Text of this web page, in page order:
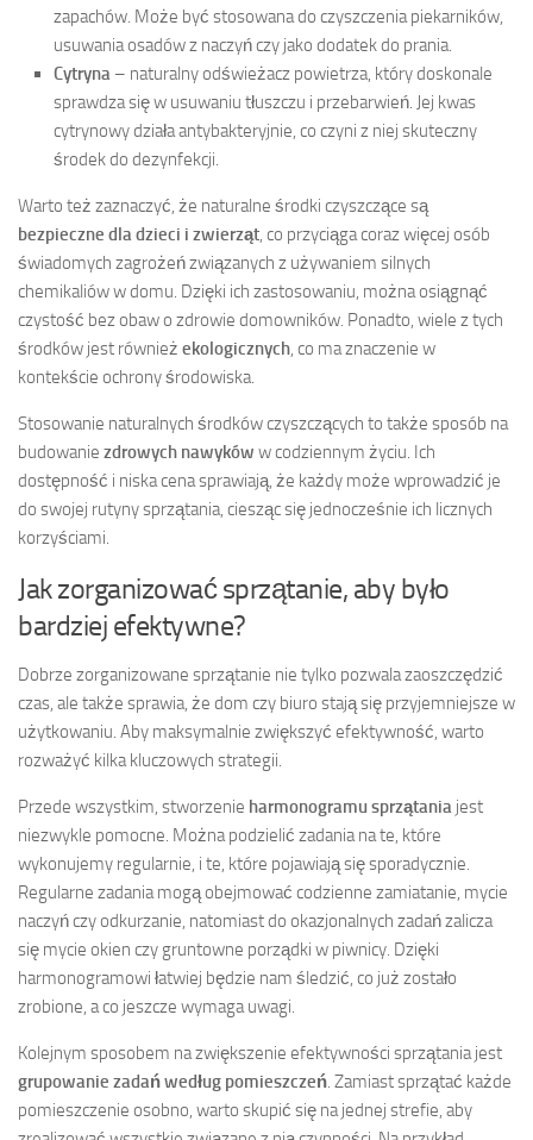
zapachów. Może być stosowana do czyszczenia piekarników,
usuwania osadów z naczyń czy jako dodatek do prania.
Cytryna – naturalny odświeżacz powietrza, który doskonale
sprawdza się w usuwaniu tłuszczu i przebarwień. Jej kwas
cytrynowy działa antybakteryjnie, co czyni z niej skuteczny
środek do dezynfekcji.
Warto też zaznaczyć, że naturalne środki czyszczące są
bezpieczne dla dzieci i zwierząt, co przyciąga coraz więcej osób
świadomych zagrożeń związanych z używaniem silnych
chemikaliów w domu. Dzięki ich zastosowaniu, można osiągnąć
czystość bez obaw o zdrowie domowników. Ponadto, wiele z tych
środków jest również ekologicznych, co ma znaczenie w
kontekście ochrony środowiska.
Stosowanie naturalnych środków czyszczących to także sposób na
budowanie zdrowych nawyków w codziennym życiu. Ich
dostępność i niska cena sprawiają, że każdy może wprowadzić je
do swojej rutyny sprzątania, ciesząc się jednocześnie ich licznych
korzyściami.
Jak zorganizować sprzątanie, aby było
bardziej efektywne?
Dobrze zorganizowane sprzątanie nie tylko pozwala zaoszczędzić
czas, ale także sprawia, że dom czy biuro stają się przyjemniejsze w
użytkowaniu. Aby maksymalnie zwiększyć efektywność, warto
rozważyć kilka kluczowych strategii.
Przede wszystkim, stworzenie harmonogramu sprzątania jest
niezwykle pomocne. Można podzielić zadania na te, które
wykonujemy regularnie, i te, które pojawiają się sporadycznie.
Regularne zadania mogą obejmować codzienne zamiatanie, mycie
naczyń czy odkurzanie, natomiast do okazjonalnych zadań zalicza
się mycie okien czy gruntowne porządki w piwnicy. Dzięki
harmonogramowi łatwiej będzie nam śledzić, co już zostało
zrobione, a co jeszcze wymaga uwagi.
Kolejnym sposobem na zwiększenie efektywności sprzątania jest
grupowanie zadań według pomieszczeń. Zamiast sprzątać każde
pomieszczenie osobno, warto skupić się na jednej strefie, aby